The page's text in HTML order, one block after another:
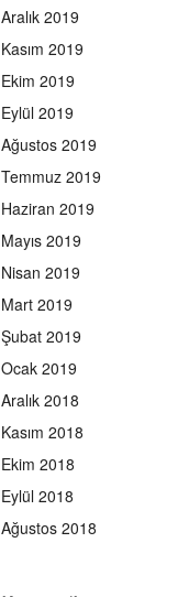
Aralık 2019
Kasım 2019
Ekim 2019
Eylül 2019
Ağustos 2019
Temmuz 2019
Haziran 2019
Mayıs 2019
Nisan 2019
Mart 2019
Şubat 2019
Ocak 2019
Aralık 2018
Kasım 2018
Ekim 2018
Eylül 2018
Ağustos 2018